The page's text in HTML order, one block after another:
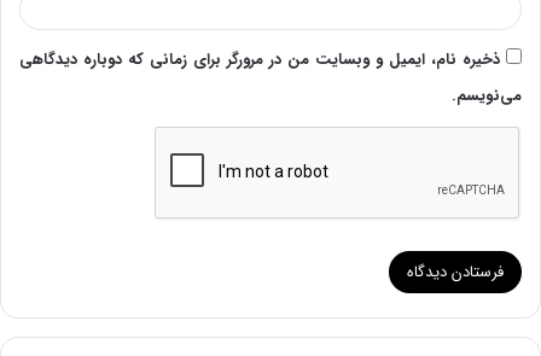
ذخیره نام، ایمیل و وبسایت من در مرورگر برای زمانی که دوباره دیدگاهی
می‌نویسم.